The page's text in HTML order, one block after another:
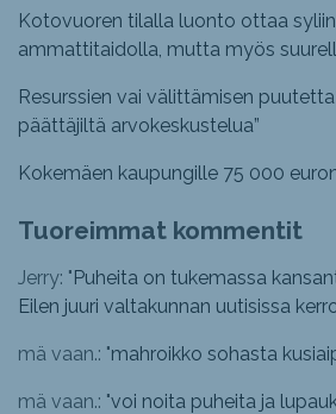
Kotovuoren tilalla luonto ottaa
ammattitaidolla, mutta myös
Resurssien vai välittämisen
päättäjiltä arvokeskustelua”
Kokemäen kaupungille 75 000
Tuoreimmat kommentit
Jerry: "Puheita on tukemassa
Eilen juuri valtakunnan uutisissa
mä vaan.: "mahroikko sohasta
mä vaan.: "voi noita puheita ja